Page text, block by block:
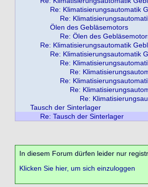
Re: Klimatisierungsautomatik
Re:
Ölen des Gebläsemotors
Re: Ölen des
Re: Klimatisierungsautomatik
Re: Klimatisierungsautomatik
Re:
Re:
Re:
Re:
Re:
Tausch der Sinterlager
Re: Tausch der Sinterlager
In diesem Forum dürfen leider nur
Klicken Sie hier, um sich einzuloggen